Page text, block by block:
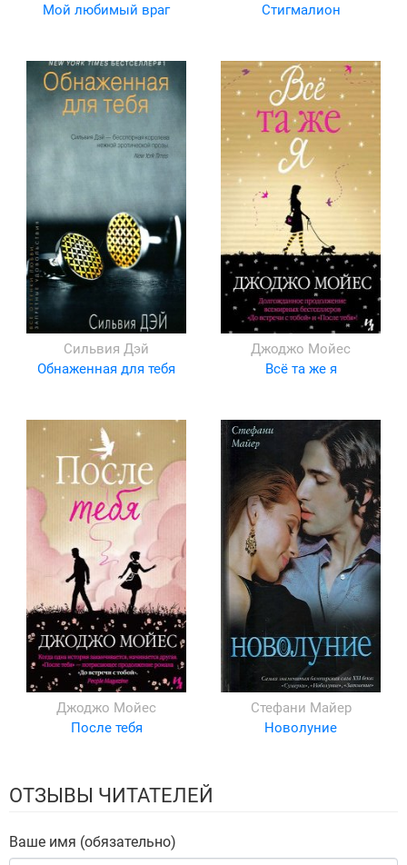
Мой любимый враг
Стигмалион
Сильвия Дэй
Обнаженная для тебя
Джоджо Мойес
Всё та же я
Джоджо Мойес
После тебя
Стефани Майер
Новолуние
ОТЗЫВЫ ЧИТАТЕЛЕЙ
Ваше имя (обязательно)